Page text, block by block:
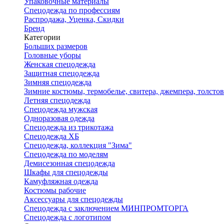
Спецодежда по профессиям
Распродажа, Уценка, Скидки
Бренд
Категории
Больших размеров
Головные уборы
Женская спецодежда
Защитная спецодежда
Зимняя спецодежда
Зимние костюмы, термобелье, свитера, джемпера,
Летняя спецодежда
Спецодежда мужская
Одноразовая одежда
Спецодежда из трикотажа
Спецодежда ХБ
Спецодежда, коллекция "Зима"
Спецодежда по моделям
Демисезонная спецодежда
Шкафы для спецодежды
Камуфляжная одежда
Костюмы рабочие
Аксессуары для спецодежды
Спецодежда с заключением МИНПРОМТОРГА
Спецодежда с логотипом